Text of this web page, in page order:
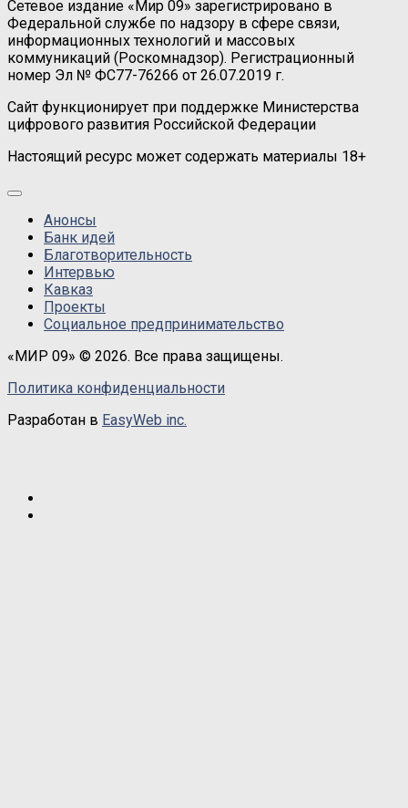
Сетевое издание «Мир 09» зарегистрировано в
Федеральной службе по надзору в сфере связи,
информационных технологий и массовых
коммуникаций (Роскомнадзор). Регистрационный
номер Эл № ФС77-76266 от 26.07.2019 г.
Сайт функционирует при поддержке Министерства
цифрового развития Российской Федерации
Настоящий ресурс может содержать материалы 18+
Анонсы
Банк идей
Благотворительность
Интервью
Кавказ
Проекты
Социальное предпринимательство
«МИР 09» © 2026. Все права защищены.
Политика конфиденциальности
Разработан в EasyWeb inc.